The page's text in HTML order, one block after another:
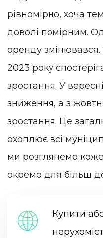
рівномірно, хоча
доволі помірним.
оренду
2023 року
зростання. У
зниження, а з
зростання. Це
охоплює всі
ми розглянемо
окремо для більш
Купити